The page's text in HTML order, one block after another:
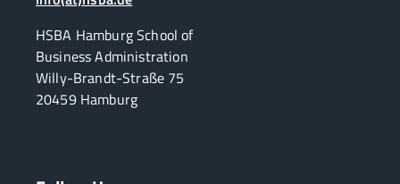
HSBA Hamburg School of
Business Administration
Willy-Brandt-Straße 75
20459 Hamburg